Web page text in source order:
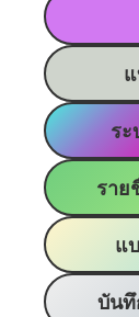
ร
ราย
แ
บันทึ